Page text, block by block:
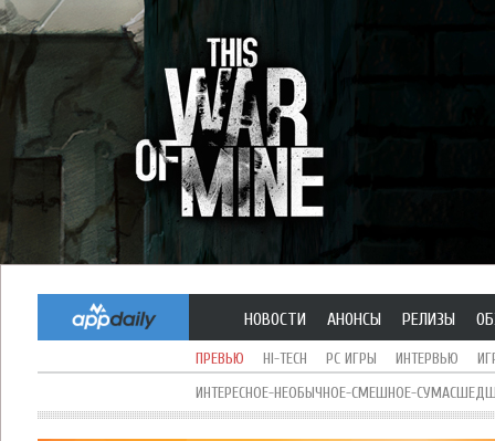
НОВОСТИ АНОНСЫ РЕЛИЗЫ
ПРЕВЬЮ HI-TECH PC ИГРЫ ИНТЕРВЬЮ
ИНТЕРЕСНОЕ-НЕОБЫЧНОЕ-СМЕШНОЕ-